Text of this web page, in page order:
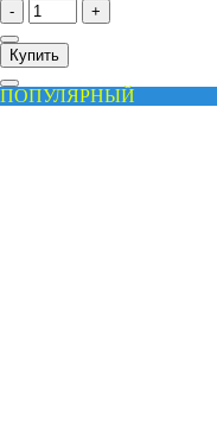
- +
Купить
ПОПУЛЯРНЫЙ